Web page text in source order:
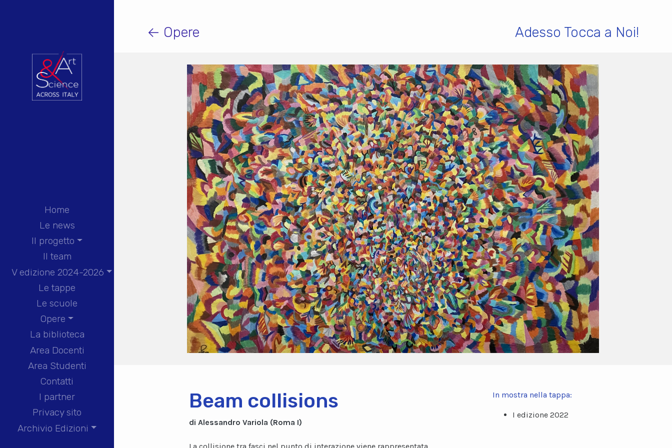
Home
Le news
Il progetto
Il team
V edizione 2024-2026
Le tappe
Le scuole
Opere
La biblioteca
Area Docenti
Area Studenti
Contatti
I partner
Privacy sito
Archivio Edizioni
← Opere Adesso Tocca a Noi!
Beam collisions
di Alessandro Variola (Roma I)
In mostra nella tappa:
I edizione 2022